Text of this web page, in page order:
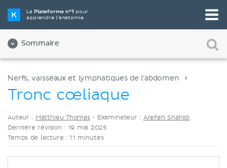
La Plateforme n°1 pour
apprendre l’anatomie
Sommaire
Choisissez votre outil d'étude préféré
Vidéos
Nerfs, vaisseaux et lymphatiques de l'abdomen
Tronc cœliaque
Auteur : Matthieu Thomas• Examinateur : Arefeh Shahidi
Dernière révision : 19 mai 2025
Temps de lecture : 11 minutes